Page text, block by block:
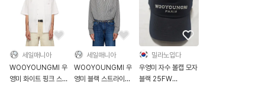
세일매니아
WOOYOUNGMI 우
영미 화이트 핑크 스트
세일매니아
WOOYOUNGMI 우
영미 블랙 스트라이프
밀라노입다
우영미 자수 볼캡 모자
블랙 25FW